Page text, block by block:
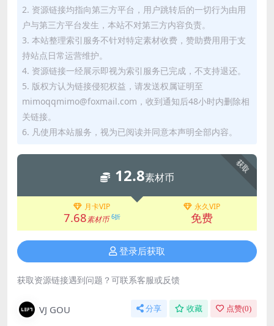
2. 资源链接均指向第三方平台，用户跳转后的一切行为由用
户与第三方平台发生，本站不对第三方内容负责。
3. 本站整理索引服务不针对特定素材收费，赞助费用用于支
持站点日常运营维护。
4. 资源链接一经展示即视为索引服务已完成，不支持退还。
5. 版权方认为链接侵犯权益，请发送权属证明至
mimoqqmimo@foxmail.com，收到通知后48小时内删除相
关链接。
6. 凡使用本站服务，视为已阅读并同意本声明全部内容。
获取
12.8素材币
月卡VIP
7.68素材币 6折
永久VIP
免费
登录后获取
获取资源链接遇到问题？可联系客服或反馈
VJ GOU 分享 收藏 点赞(0)